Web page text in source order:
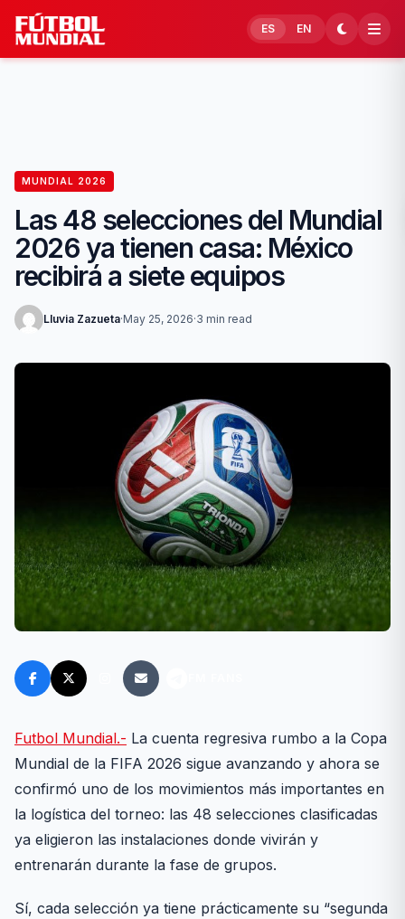
Skip to content
ES EN
MUNDIAL 2026
Las 48 selecciones del Mundial
2026 ya tienen casa: México
recibirá a siete equipos
Lluvia Zazueta·May 25, 2026·3 min read
Futbol Mundial.- La cuenta regresiva rumbo a la Copa
Mundial de la FIFA 2026 sigue avanzando y ahora se
confirmó uno de los movimientos más importantes en
la logística del torneo: las 48 selecciones clasificadas
ya eligieron las instalaciones donde vivirán y
entrenarán durante la fase de grupos.
Sí, cada selección ya tiene prácticamente su “segunda